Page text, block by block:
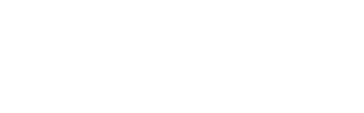
da parte di amici e colleghi di corso. Si abbina